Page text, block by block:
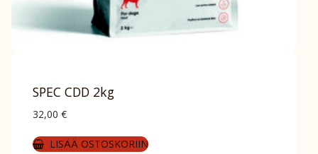
SPEC CDD 2kg
32,00 €
LISÄÄ OSTOSKORIIN